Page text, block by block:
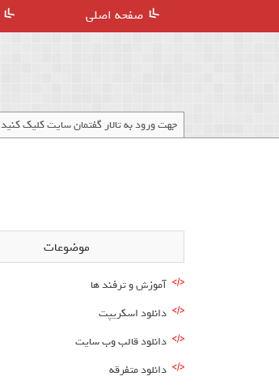
صفحه اصلی
جهت ورود به تالار گفتمان سایت کلیک کنید
موضوعات
آموزش و ترفند ها
دانلود اسکریپت
دانلود قالب وب سایت
دانلود متفرقه